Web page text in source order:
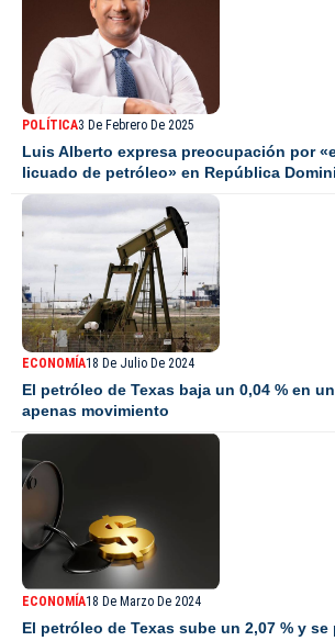
POLÍTICA3 De Febrero De 2025
Luis Alberto expresa preocupación por
licuado de petróleo» en República
ECONOMÍA18 De Julio De 2024
El petróleo de Texas baja un 0,04 % en
apenas movimiento
ECONOMÍA18 De Marzo De 2024
El petróleo de Texas sube un 2,07 % y